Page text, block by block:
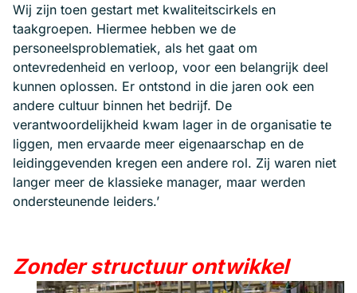
Wij zijn toen gestart met kwaliteitscirkels en
taakgroepen. Hiermee hebben we de
personeelsproblematiek, als het gaat om
ontevredenheid en verloop, voor een belangrijk deel
kunnen oplossen. Er ontstond in die jaren ook een
andere cultuur binnen het bedrijf. De
verantwoordelijkheid kwam lager in de organisatie te
liggen, men ervaarde meer eigenaarschap en de
leidinggevenden kregen een andere rol. Zij waren niet
langer meer de klassieke manager, maar werden
ondersteunende leiders.’
Zonder structuur ontwikkel